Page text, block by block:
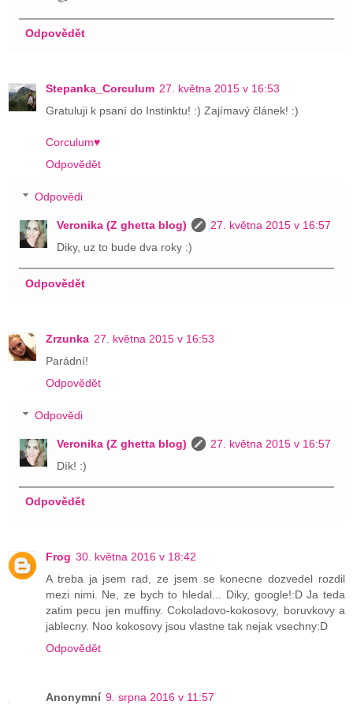
Odpovědět
Stepanka_Corculum 27. května 2015 v 16:53
Gratuluji k psaní do Instinktu! :) Zajímavý článek! :)
Corculum♥
Odpovědět
Odpovědi
Veronika (Z ghetta blog)
27. května 2015 v 16:57
Diky, uz to bude dva roky :)
Odpovědět
Zrzunka 27. května 2015 v 16:53
Parádní!
Odpovědět
Odpovědi
Veronika (Z ghetta blog)
27. května 2015 v 16:57
Dík! :)
Odpovědět
Frog 30. května 2016 v 18:42
A treba ja jsem rad, ze jsem se konecne dozvedel rozdil
mezi nimi. Ne, ze bych to hledal... Diky, google!:D Ja teda
zatim pecu jen muffiny. Cokoladovo-kokosovy, boruvkovy a
jablecny. Noo kokosovy jsou vlastne tak nejak vsechny:D
Odpovědět
Anonymní 9. srpna 2016 v 11:57